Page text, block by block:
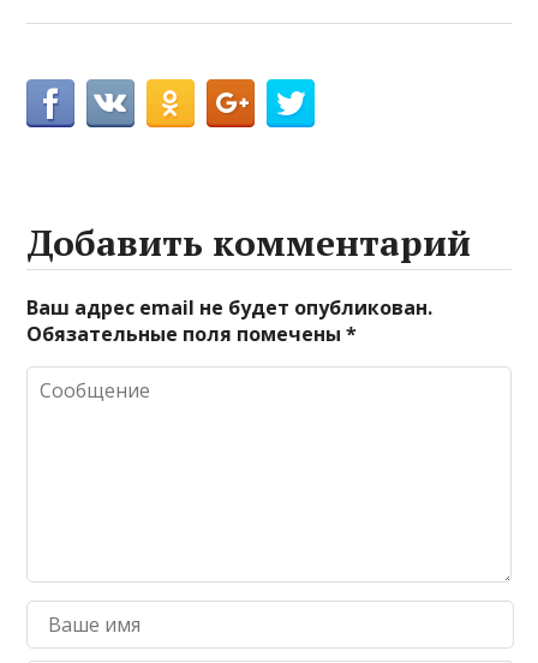
Добавить комментарий
Ваш адрес email не будет опубликован.
Обязательные поля помечены*